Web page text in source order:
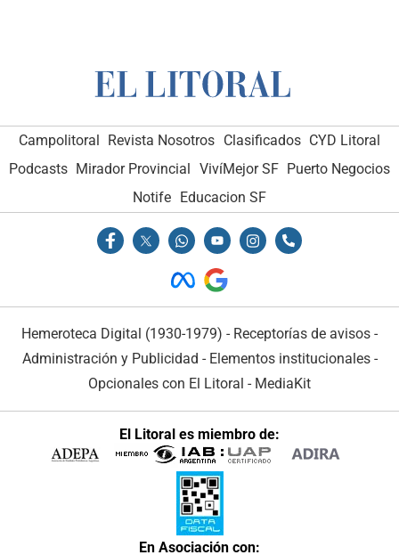
Campolitoral Revista Nosotros Clasificados CYD Litoral
Podcasts Mirador Provincial VivíMejor SF Puerto Negocios
Notife Educacion SF
Hemeroteca Digital (1930-1979) - Receptorías de avisos -
Administración y Publicidad - Elementos institucionales-
Opcionales con El Litoral - MediaKit
El Litoral es miembro de:
En Asociación con: